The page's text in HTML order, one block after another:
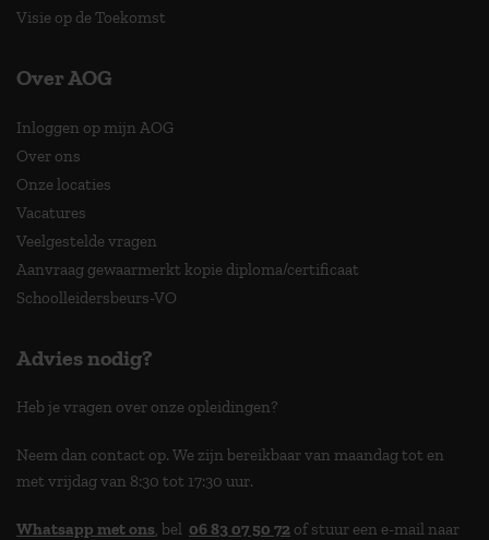
Visie op de Toekomst
Over AOG
Inloggen op mijn AOG
Over ons
Onze locaties
Vacatures
Veelgestelde vragen
Aanvraag gewaarmerkt kopie diploma/certificaat
Schoolleidersbeurs-VO
Advies nodig?
Heb je vragen over onze opleidingen?
Neem dan contact op. We zijn bereikbaar van maandag tot en
met vrijdag van 8:30 tot 17:30 uur.
Whatsapp met ons, bel 06 83 07 50 72 of stuur een e-mail naar